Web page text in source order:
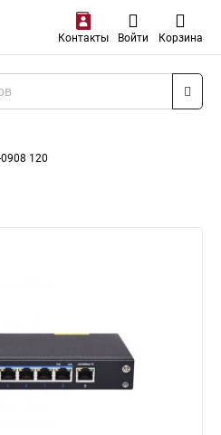
Контакты Войти Корзина
0908 120